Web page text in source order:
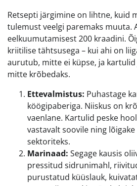
Retsepti järgimine on lihtne, kuid
tulemust veelgi paremaks muuta.
eelkuumutamisest 200 kraadini.
kriitilise tähtsusega – kui ahi on
aurutub, mitte ei küpse, ja kartulid
mitte krõbedaks.
Ettevalmistus: Puhastage
köögipaberiga. Niiskus on
vaenlane. Kartulid peske
vastavalt soovile ning
sektoriteks.
Marinaad: Segage kausis
pressitud sidrunimahl,
purustatud küüslauk,